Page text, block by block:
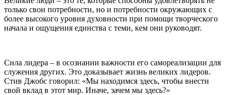
только свои потребности, но и потребности окружающих с
более высокого уровня духовности при помощи творческого
начала и ощущения единства с теми, кем они руководят.
Сила лидера – в осознании важности его самореализации для
служения других. Это доказывает жизнь великих лидеров.
Стив Джобс говорил: «Мы находимся здесь, чтобы внести
свой вклад в этот мир. Иначе, зачем мы здесь?»